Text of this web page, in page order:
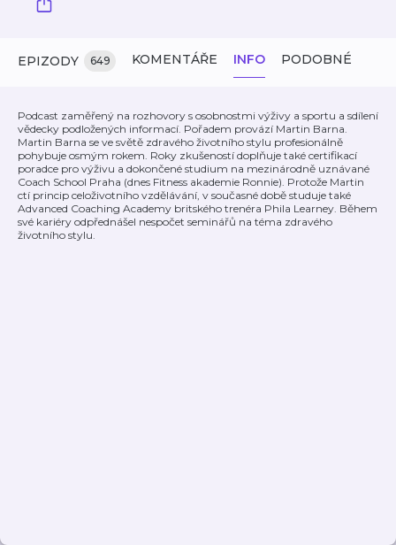
EPIZODY 649 KOMENTÁŘE INFO PODOBNÉ
Podcast zaměřený na rozhovory s osobnostmi výživy a sportu a sdílení
vědecky podložených informací. Pořadem provází Martin Barna.
Martin Barna se ve světě zdravého životního stylu profesionálně
pohybuje osmým rokem. Roky zkušeností doplňuje také certifikací
poradce pro výživu a dokončené studium na mezinárodně uznávané
Coach School Praha (dnes Fitness akademie Ronnie). Protože Martin
ctí princip celoživotního vzdělávání, v současné době studuje také
Advanced Coaching Academy britského trenéra Phila Learney. Během
své kariéry odpřednášel nespočet seminářů na téma zdravého
životního stylu.